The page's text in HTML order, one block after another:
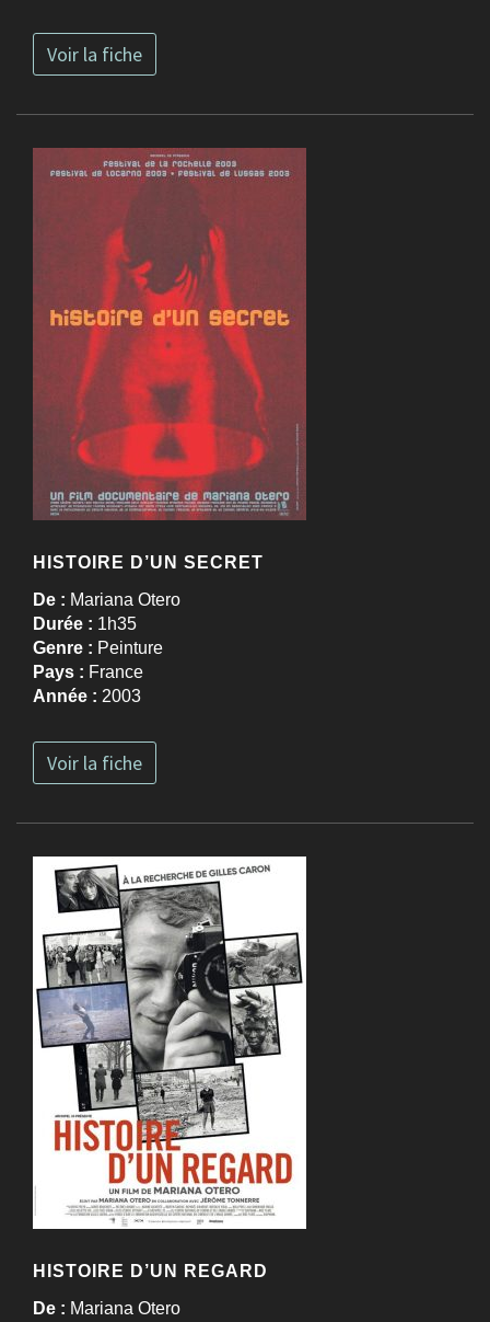
Voir la fiche
HISTOIRE D’UN SECRET
De : Mariana Otero
Durée : 1h35
Genre : Peinture
Pays : France
Année : 2003
Voir la fiche
HISTOIRE D’UN REGARD
De : Mariana Otero